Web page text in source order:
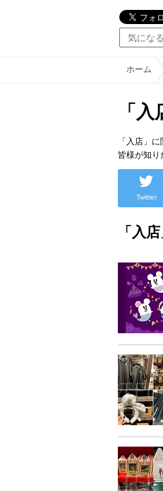
ホーム
「
「入店」
皆様が知り
Twitter
「入